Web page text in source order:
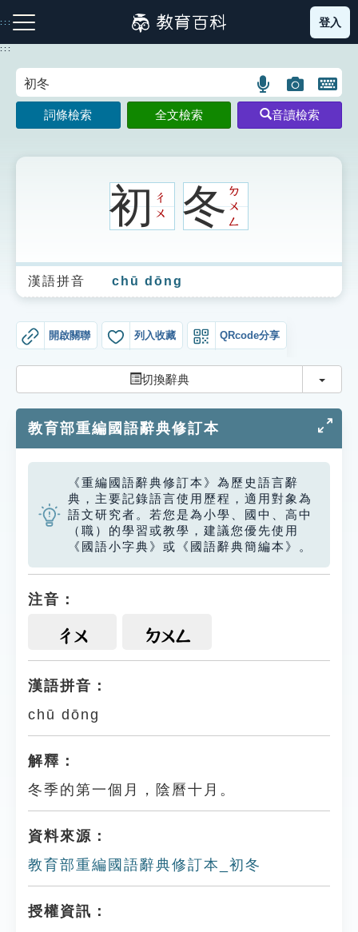
到
主
:::
注音索引圖示 筆畫索引圖示 部首索引表圖示
生字詞彙表
成語故事
索引選單
單字索引
生命大百科索引
遊戲專區
教學應用
貓頭鷹博士
登入
:::
語
言
搜
圖
片
搜
開
鍵
圖
詞條檢索 全文檢索 音讀檢索
初ㄔ
ㄨ
冬ㄉ
ㄨ
ㄥ
漢語拼音 chū dōng
開啟關聯 列入收藏 QRcode分享
切換辭典 切換
教育部重編國語辭典修訂本
《重編國語辭典修訂本》為歷史語言辭
典，主要記錄語言使用歷程，適用對象為
語文研究者。若您是為小學、國中、高中
（職）的學習或教學，建議您優先使用
《國語小字典》或《國語辭典簡編本》。
注音：
ㄔㄨ ㄉㄨㄥ
漢語拼音：
chū dōng
解釋：
冬季的第一個月，陰曆十月。
資料來源：
教育部重編國語辭典修訂本_初冬
授權資訊：